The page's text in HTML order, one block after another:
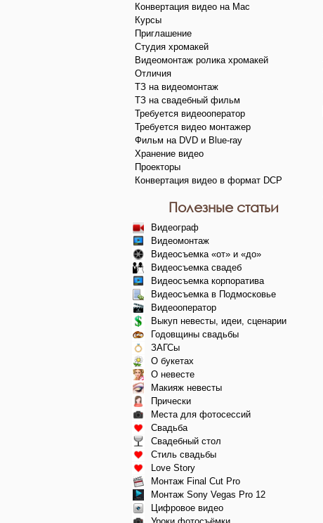
Конвертация видео на Mac
Курсы
Приглашение
Студия хромакей
Видеомонтаж ролика хромакей
Отличия
ТЗ на видеомонтаж
ТЗ на свадебный фильм
Требуется видеооператор
Требуется видео монтажер
Фильм на DVD и Blue-ray
Хранение видео
Проекторы
Конвертация видео в формат DCP
Полезные статьи
Видеограф
Видеомонтаж
Видеосъемка «от» и «до»
Видеосъемка свадеб
Видеосъемка корпоратива
Видеосъемка в Подмосковье
Видеооператор
Выкуп невесты, идеи, сценарии
Годовщины свадьбы
ЗАГСы
О букетах
О невесте
Макияж невесты
Прически
Места для фотосессий
Свадьба
Свадебный стол
Стиль свадьбы
Love Story
Монтаж Final Cut Pro
Монтаж Sony Vegas Pro 12
Цифровое видео